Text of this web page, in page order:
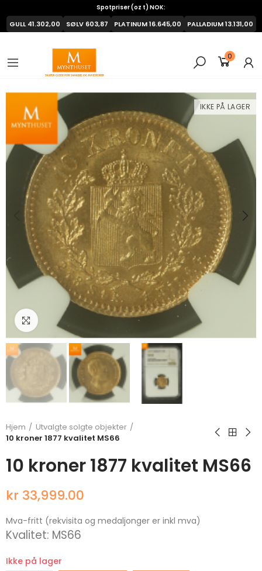
0
Spotpriser (oz t) NOK:
GULL41.302,00 SØLV 603,87 PLATINUM16.645,00 PALLADIUM13.131,00
IKKE PÅ LAGER
Klikk for å forstørre
Hjem
Utvalgte solgte objekter
10 kroner 1877 kvalitet MS66
10 kroner 1877 kvalitet MS66
kr 33,999.00
Mva-fritt (rekvisita og medaljonger er inkl mva)
Kvalitet: MS66
Ikke på lager